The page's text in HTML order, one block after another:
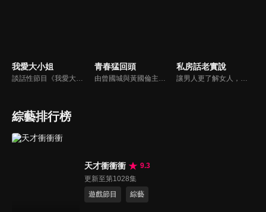
我愛大小姐
談話性節目《我愛大小姐》是由吳淡如、林慧萍主持的一檔談話性節目，講訴女人間的那些事。
青春猛回頭
由曾國城與黃國倫主持，節目中邀請20位20歲以下青少年組成青春團，另一邊則為年紀相較成熟的藝人來賓為不老團，每集分別就一件青少年必定遇見的事件討論，看兩個不同年代的人們，所擁有的不同看法與立場。帶領讓觀眾一起回到那些年的青春歲月！
私房話老實說
讓男人更了解女人，女人更了解自己 ，揭密女性私房話，讓療癒專家教你更愛自己！由于美人和納豆攜手主持，更多你想知道的女性私密話題都在《私房話老實說》。
綜藝排行榜
天才衝衝衝
9.3
更新至第1028集
遊戲節目
綜藝